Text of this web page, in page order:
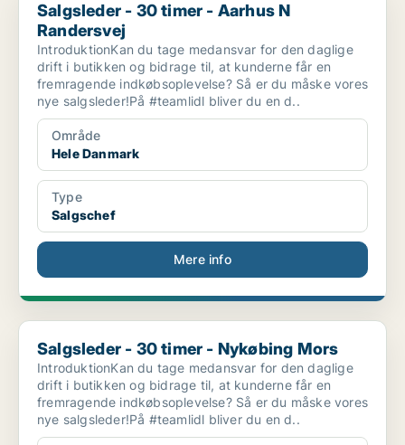
Salgsleder - 30 timer - Aarhus N
Randersvej
IntroduktionKan du tage medansvar for den daglige
drift i butikken og bidrage til, at kunderne får en
fremragende indkøbsoplevelse? Så er du måske vores
nye salgsleder!På #teamlidl bliver du en d..
Område
Hele Danmark
Type
Salgschef
Mere info
Salgsleder - 30 timer - Nykøbing Mors
Salgsleder - 30 timer - Nykøbing Mors
IntroduktionKan du tage medansvar for den daglige
drift i butikken og bidrage til, at kunderne får en
fremragende indkøbsoplevelse? Så er du måske vores
nye salgsleder!På #teamlidl bliver du en d..